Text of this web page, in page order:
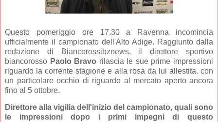
Questo pomeriggio ore 17.30 a Ravenna incomincia
ufficialmente il campionato dell'Alto Adige. Raggiunto dalla
redazione di Biancorossibznews, il direttore sportivo
biancorosso Paolo Bravo rilascia le sue prime impressioni
riguardo la corrente stagione e alla rosa da lui allestita. con
un particolare occhio di riguardo al mercato aperto ancora
fino al 5 ottobre.
Direttore alla vigilia dell'inizio del campionato, quali sono
le impressioni dopo i primi impegni di questo